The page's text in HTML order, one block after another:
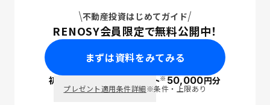
不動産投資はじめてガイド
RENOSY会員限定で無料公開中！
まずは資料をみてみる
初回面談で ポイント※50,000円分
プレゼント適用条件詳細※条件・上限あり